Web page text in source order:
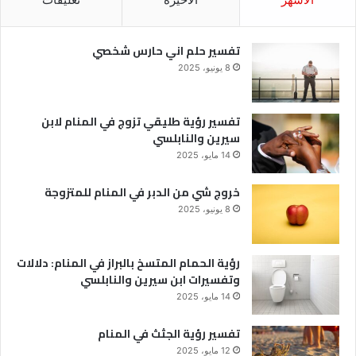
تفسير حلم اني حارس شخصي
8 يونيو، 2025
تفسير رؤية طليقي تزوج في المنام لابن
سيرين والنابلسي
14 مايو، 2025
خروج شي من الدبر في المنام للمتزوجة
8 يونيو، 2025
رؤية الحمام المتسخ بالبراز في المنام: دلالات
وتفسيرات ابن سيرين والنابلسي
14 مايو، 2025
تفسير رؤية الجثث في المنام
12 مايو، 2025